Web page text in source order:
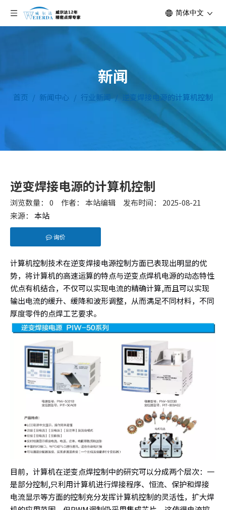
简体中文
新闻
首页 / 新闻中心 / 行业新闻 / 逆变焊接电源的计算机控制
逆变焊接电源的计算机控制
浏览数量： 0 作者： 本站编辑 发布时间： 2025-08-21
来源： 本站
询价
计算机控制技术在逆变焊接电源控制方面已表现出明显的优
势，将计算机的高速运算的特点与逆变点焊机电源的动态特性
优点有机结合，不仅可以实现电流的精确计算,而且可以实现
输出电流的缓升、缓降和波形调整，从而满足不同材料，不同
厚度零件的点焊工艺要求。
目前，计算机在逆变点焊控制中的研究可以分成两个层次：一
是部分控制,只利用计算机进行焊接程序、恒流、保护和焊接
电流显示等方面的控制充分发挥计算机控制的灵活性，扩大焊